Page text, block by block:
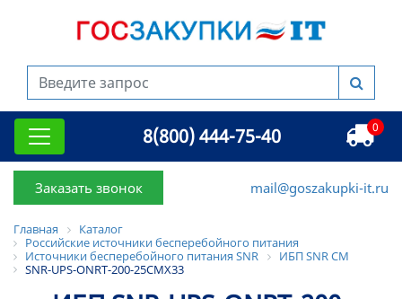
8(800) 444-75-40 0
Заказать звонок mail@goszakupki-it.ru
Главная
Каталог
Российские источники бесперебойного питания
Источники бесперебойного питания SNR
ИБП SNR CM
SNR-UPS-ONRT-200-25CMX33